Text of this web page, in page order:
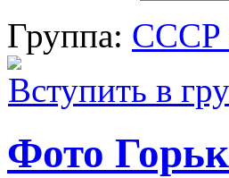
Группа: СССР
Вступить в
Фото